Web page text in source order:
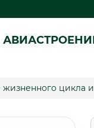
цикла